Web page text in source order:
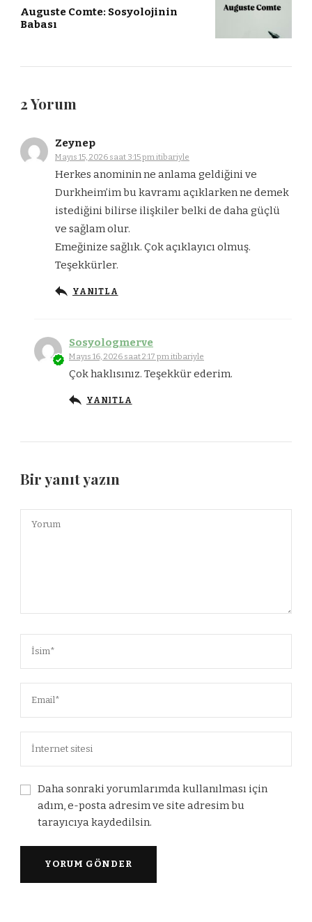
Auguste Comte: Sosyolojinin
Babası
2 Yorum
Zeynep
Mayıs 15, 2026 saat 3:15 pm itibariyle
Herkes anominin ne anlama geldiğini ve
Durkheim’im bu kavramı açıklarken ne demek
istediğini bilirse ilişkiler belki de daha güçlü
ve sağlam olur.
Emeğinize sağlık. Çok açıklayıcı olmuş.
Teşekkürler.
YANITLA
Sosyologmerve
Mayıs 16, 2026 saat 2:17 pm itibariyle
Çok haklısınız. Teşekkür ederim.
YANITLA
Bir yanıt yazın
Daha sonraki yorumlarımda kullanılması için
adım, e-posta adresim ve site adresim bu
tarayıcıya kaydedilsin.